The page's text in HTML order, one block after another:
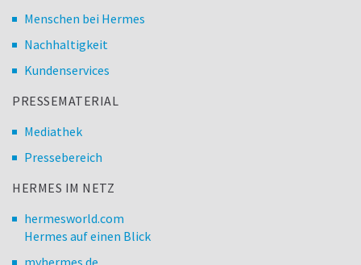
Menschen bei Hermes
Nachhaltigkeit
Kundenservices
PRESSEMATERIAL
Mediathek
Pressebereich
HERMES IM NETZ
hermesworld.com
Hermes auf einen Blick
myhermes.de